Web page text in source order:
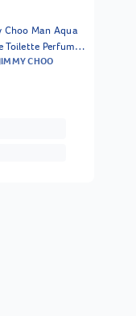
Choo Man Aqua
Toilette Perfume
30ml
CHOO